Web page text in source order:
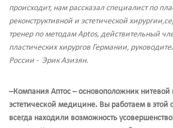
происходит, нам рассказал специалист по
реконструктивной и эстетической
тренер по методам Aptos, действительный
пластических хирургов Германии,
России - Эрик Азизян.
–Компания Аптос – основоположник нитевой
эстетической медицине. Вы работаем в этой
всегда находили возможность